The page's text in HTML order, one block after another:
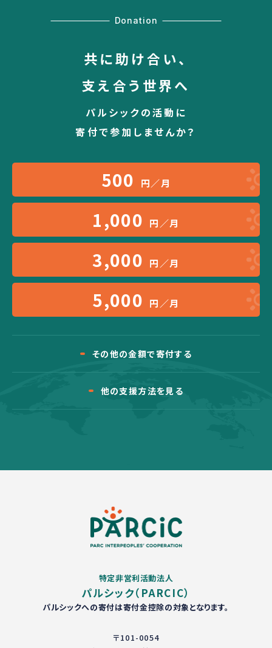
Donation
共に助け合い、
支え合う世界へ
パルシックの活動に
寄付で参加しませんか？
500 円／月
1,000 円／月
3,000 円／月
5,000 円／月
その他の金額で寄付する
他の支援方法を見る
特定非営利活動法人
パルシック（PARCIC）
パルシックへの寄付は寄付金控除の対象となります。
〒101-0054